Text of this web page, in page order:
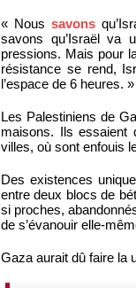
« Noussavons
savons qu’Israël va
pressions. Mais pour
résistance se rend,
l’espace de 6 heures. »
Les Palestiniens de
maisons. Ils essaient
villes, où sont enfouis
Des existences
entre deux blocs de
si proches,
de s’évanouir elle-
Gaza aurait dû faire la